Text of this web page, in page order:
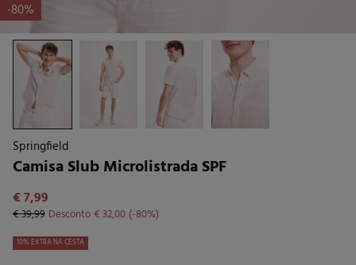
-80%
Springfield
Camisa Slub Microlistrada SPF
€ 7,99
€ 39,99 Desconto€ 32,00 80
10% EXTRA NA CESTA